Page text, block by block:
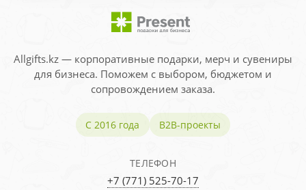
Allgifts.kz — корпоративные подарки, мерч и сувениры
для бизнеса. Поможем с выбором, бюджетом и
сопровождением заказа.
С 2016 года B2B-проекты
ТЕЛЕФОН
+7 (771) 525-70-17